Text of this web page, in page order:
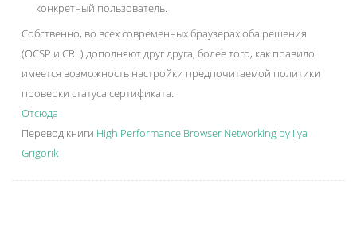
конкретный пользователь.
Собственно, во всех современных браузерах оба решения
(OCSP и CRL) дополняют друг друга, более того, как правило
имеется возможность настройки предпочитаемой политики
проверки статуса сертификата.
Отсюда
Перевод книги High Performance Browser Networking by Ilya
Grigorik